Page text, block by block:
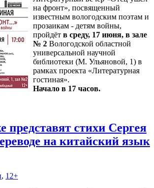
на фронт», посвященный
известным вологодским поэтам и
прозаикам - детям войны,
пройдёт в среду, 17 июня, в зале
№ 2 Вологодской областной
универсальной научной
библиотеки (М. Ульяновой, 1) в
рамках проекта «Литературная
гостиная».
Начало в 17 часов.
представят стихи Сергея
на китайский язык
, 12+